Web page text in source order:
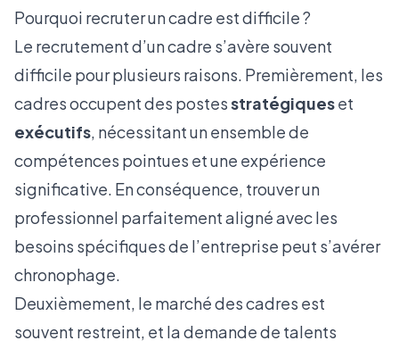
Pourquoi recruter un cadre est difficile ?
Le recrutement d’un cadre s’avère souvent
difficile pour plusieurs raisons. Premièrement, les
cadres occupent des postesstratégiqueset
exécutifs, nécessitant un ensemble de
compétences pointues et une expérience
significative. En conséquence, trouver un
professionnel parfaitement aligné avec les
besoins spécifiques de l’entreprise peut s’avérer
chronophage.
Deuxièmement, le marché des cadres est
souvent restreint, et la demande de talents